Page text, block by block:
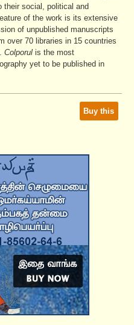
their social, political and
of the work is its extensive
of unpublished manuscripts
over 70 libraries in 15 countries
Colporul is the most
yet to be published in
Buy this